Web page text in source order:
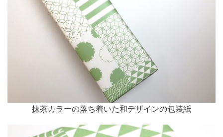
抹茶カラーの落ち着いた和デザインの包装紙